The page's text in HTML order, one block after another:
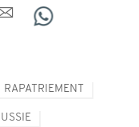
RAPATRIEMENT